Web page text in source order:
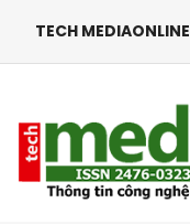
TECH MEDIAONLINE